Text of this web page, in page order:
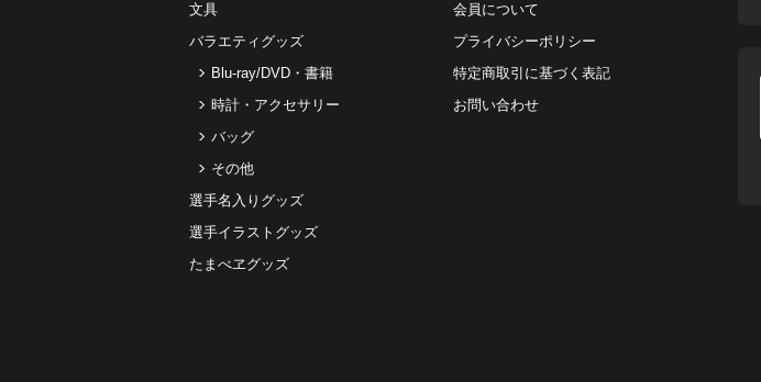
文具
バラエティグッズ
Blu-ray/DVD・書籍
時計・アクセサリー
バッグ
その他
選手名入りグッズ
選手イラストグッズ
たまべヱグッズ
会員について
プライバシーポリシー
特定商取引に基づく表記
お問い合わせ